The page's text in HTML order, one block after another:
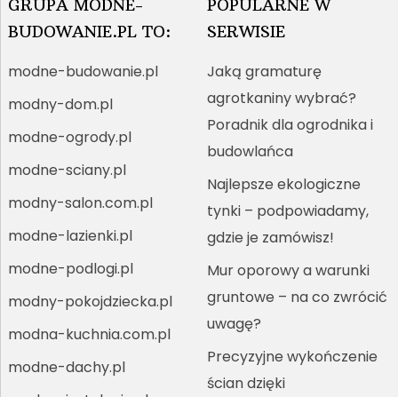
GRUPA MODNE-
BUDOWANIE.PL TO:
modne-budowanie.pl
modny-dom.pl
modne-ogrody.pl
modne-sciany.pl
modny-salon.com.pl
modne-lazienki.pl
modne-podlogi.pl
modny-pokojdziecka.pl
modna-kuchnia.com.pl
modne-dachy.pl
POPULARNE W
SERWISIE
Jaką gramaturę
agrotkaniny wybrać?
Poradnik dla ogrodnika i
budowlańca
Najlepsze ekologiczne
tynki – podpowiadamy,
gdzie je zamówisz!
Mur oporowy a warunki
gruntowe – na co zwrócić
uwagę?
Precyzyjne wykończenie
ścian dzięki